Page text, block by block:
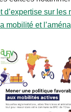
d’expertise sur les
mobilité et